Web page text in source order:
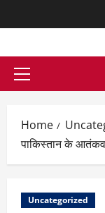
Home
पाकिस्तान के
Uncategorized